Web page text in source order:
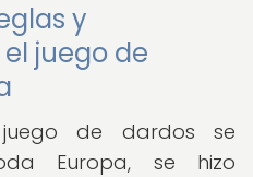
y
juego de
de dardos se
Europa, se hizo